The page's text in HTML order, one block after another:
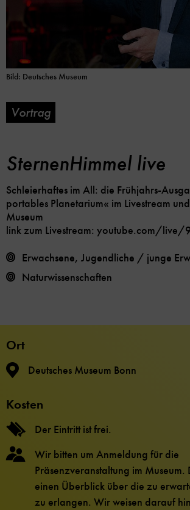
Bild: Deutsches Museum
Vortrag
SternenHimmel live
Schleierhaftes im All: die Frühjahrs-
portables Planetarium« im Livestream
Museum
link zum Livestream: youtube.com/live/
Erwachsene, Jugendliche / junge
Naturwissenschaften
Ort
Deutsches Museum Bonn
Kosten
Der Eintritt ist frei.
Wir bitten um Anmeldung für die
Präsenzveranstaltung im Museum.
einen Überblick über die zu
zu erlangen. Wir weisen darauf